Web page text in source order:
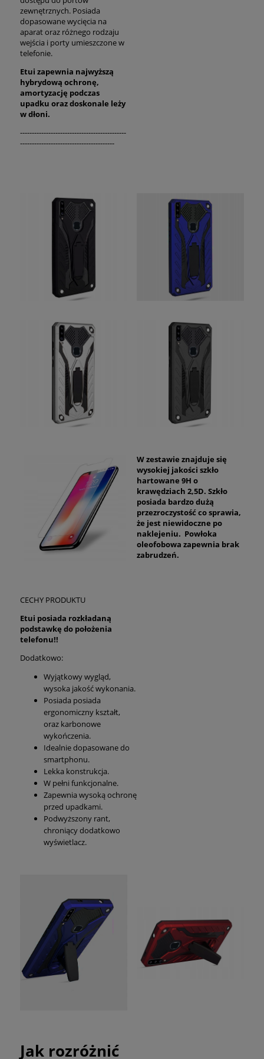
zewnętrznych. Posiada
dopasowane wycięcia na
aparat oraz różnego rodzaju
wejścia i porty umieszczone w
telefonie.
Etui zapewnia najwyższą
hybrydową ochronę,
amortyzację podczas
upadku orazdoskonale leży
w dłoni.
---------------------------------------------
----------------------------------------
W zestawie znajduje się
wysokiej jakości szkło
hartowane 9H o
krawędziach 2,5D. Szkło
posiada bardzo dużą
przezroczystość co sprawia,
że jest niewidoczne po
naklejeniu. Powłoka
oleofobowa zapewnia brak
zabrudzeń.
CECHY PRODUKTU
Etui posiada rozkładaną
podstawkę do położenia
telefonu!!
Dodatkowo:
Wyjątkowy wygląd,
wysoka jakość wykonania.
Posiada posiada
ergonomiczny kształt,
oraz karbonowe
wykończenia.
Idealnie dopasowane do
smartphonu.
Lekka konstrukcja.
W pełni funkcjonalne.
Zapewnia wysoką ochronę
przed upadkami.
Podwyższony rant,
chroniący dodatkowo
wyświetlacz.
Jak rozróżnić